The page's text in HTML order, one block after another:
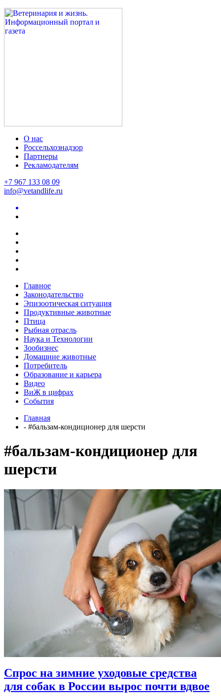
О нас
Россельхознадзор
Партнеры
Рекламодателям
+7 967 133 08 09
info@vetandlife.ru
Главное
Законодательство
Эпизоотическая ситуация
Продуктивные животные
Птица
Рыбная отрасль
Наука и Технологии
Зообизнес
Домашние животные
Потребитель
Образование и карьера
Видео
ВиЖ в цифрах
События
Главная
- #бальзам-кондиционер для шерсти
#бальзам-кондиционер для
шерсти
Спрос на зимние уходовые средства
для собак в России вырос почти вдвое